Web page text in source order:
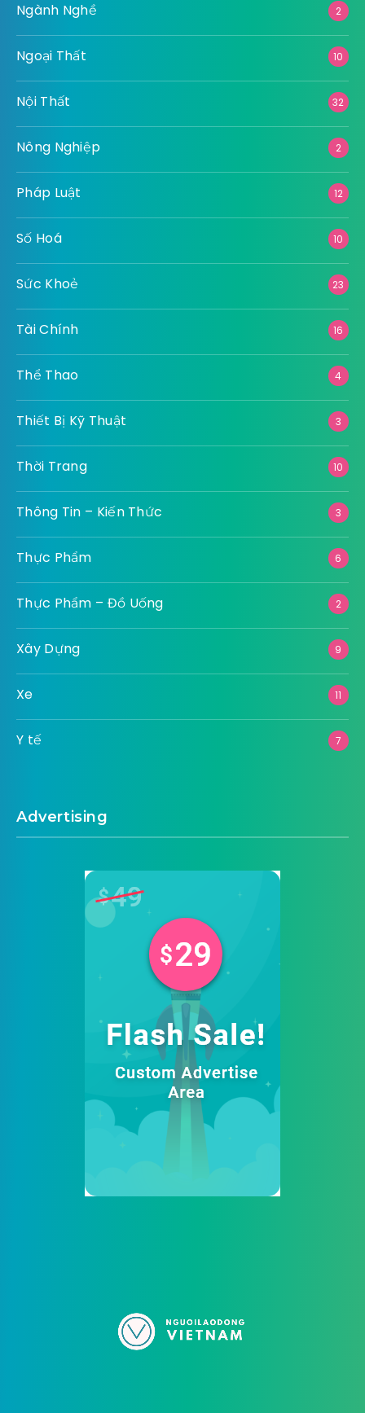
Ngành Nghề 2
Ngoại Thất 10
Nội Thất 32
Nông Nghiệp 2
Pháp Luật 12
Số Hoá 10
Sức Khoẻ 23
Tài Chính 16
Thể Thao 4
Thiết Bị Kỹ Thuật 3
Thời Trang 10
Thông Tin – Kiến Thức 3
Thực Phẩm 6
Thực Phẩm – Đồ Uống 2
Xây Dựng 9
Xe 11
Y tế 7
Advertising